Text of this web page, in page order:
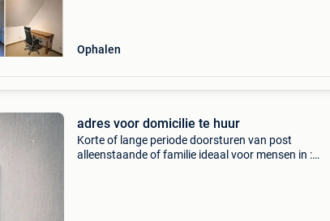
Ophalen
adres voor domicilie te huur
Korte of lange periode doorsturen van post
alleenstaande of familie ideaal voor mensen in :